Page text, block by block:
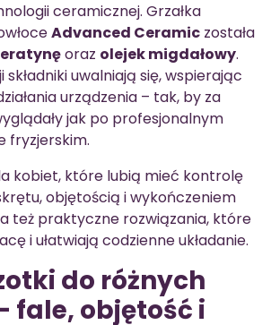
ceramicznej. Grzałka
Advanced Ceramic została
oraz olejek migdałowy.
składniki uwalniają się, wspierając
urządzenia – tak, by za
jak po profesjonalnym
fryzjerskim.
kobiet, które lubią mieć kontrolę
objętością i wykończeniem
też praktyczne rozwiązania, które
i ułatwiają codzienne układanie.
do różnych
fale, objętość i